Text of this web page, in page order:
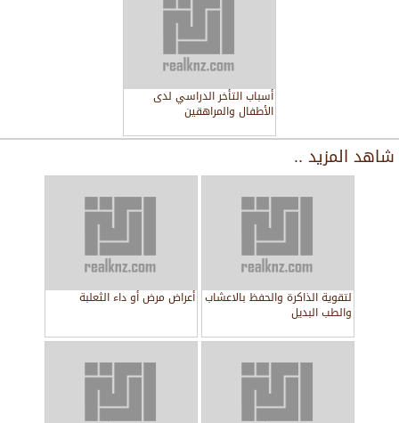
أسباب التأخر الدراسي لدى
الأطفال والمراهقين
شاهد المزيد ..
لتقوية الذاكرة والحفظ بالاعشاب
والطب البديل
أعراض مرض أو داء الثعلبة